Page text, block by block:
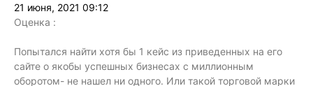
21 июня, 2021 09:12
Оценка :
Попытался найти хотя бы 1 кейс из приведенных на его
сайте о якобы успешных бизнесах с миллионным
оборотом- не нашел ни одного. Или такой торговой марки